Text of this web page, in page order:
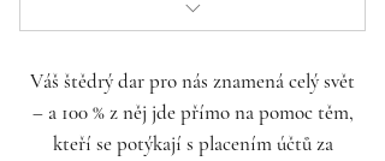
Opportunities to send healing,
prayer, or energy each week
Váš štědrý dar pro nás znamená celý svět
– a 100 % z něj jde přímo na pomoc těm,
kteří se potýkají s placením účtů za